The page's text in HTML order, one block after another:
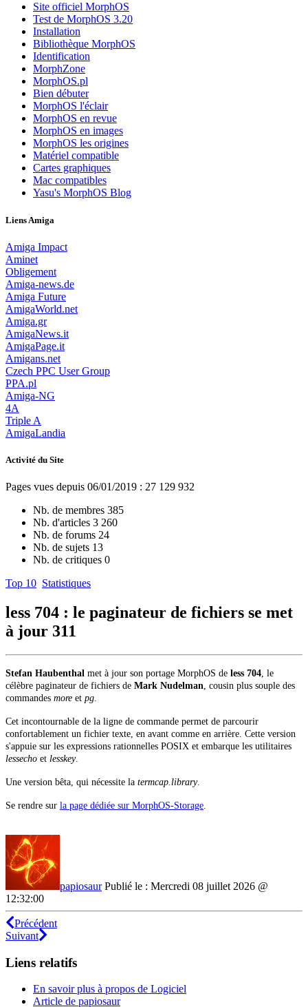
Site officiel MorphOS
Test de MorphOS 3.20
Installation
Bibliothèque MorphOS
Identification
MorphZone
MorphOS.pl
Bien débuter
MorphOS l'éclair
MorphOS en revue
MorphOS en images
MorphOS les origines
Matériel compatible
Cartes graphiques
Mac compatibles
Yasu's MorphOS Blog
Liens Amiga
Amiga Impact
Aminet
Obligement
Amiga-news.de
Amiga Future
AmigaWorld.net
Amiga.gr
AmigaNews.it
AmigaPage.it
Amigans.net
Czech PPC User Group
PPA.pl
Amiga-NG
4A
Triple A
AmigaLandia
Activité du Site
Pages vues depuis 06/01/2019 : 27 129 932
Nb. de membres 385
Nb. d'articles 3 260
Nb. de forums 24
Nb. de sujets 13
Nb. de critiques 0
Top 10 Statistiques
less 704 : le paginateur de fichiers se met
à jour 311
Stefan Haubenthal met à jour son portage MorphOS de less 704 , le
célèbre paginateur de fichiers de Mark Nudelman , cousin plus souple des
commandes more et pg
Cet incontournable de la ligne de commande permet de parcourir
confortablement un fichier texte, en avant comme en arrière. Cette version
s'appuie sur les expressions rationnelles POSIX et embarque les utilitaires
lessecho et lesskey.
Une version bêta, qui nécessite la termcap.library.
Se rendre sur la page dédiée sur MorphOS-Storage
papiosaurPublié le : Mercredi 08 juillet 2026 @
12:32:00
Précédent
Suivant
Liens relatifs
En savoir plus à propos de Logiciel
Article de papiosaur